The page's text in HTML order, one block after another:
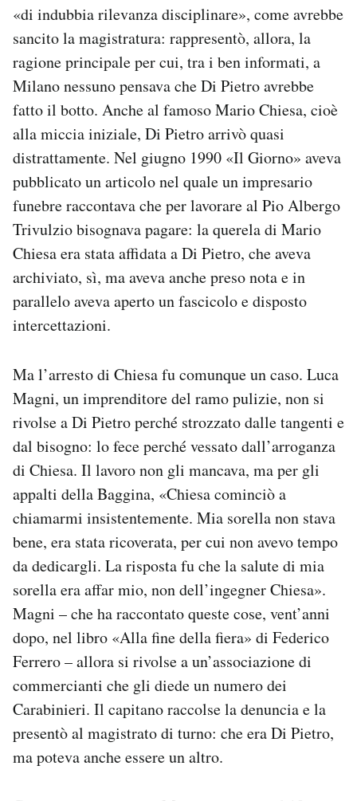
«di indubbia rilevanza disciplinare», come avrebbe
sancito la magistratura: rappresentò, allora, la
ragione principale per cui, tra i ben informati, a
Milano nessuno pensava che Di Pietro avrebbe
fatto il botto. Anche al famoso Mario Chiesa, cioè
alla miccia iniziale, Di Pietro arrivò quasi
distrattamente. Nel giugno 1990 «Il Giorno» aveva
pubblicato un articolo nel quale un impresario
funebre raccontava che per lavorare al Pio Albergo
Trivulzio bisognava pagare: la querela di Mario
Chiesa era stata affidata a Di Pietro, che aveva
archiviato, sì, ma aveva anche preso nota e in
parallelo aveva aperto un fascicolo e disposto
intercettazioni.
Ma l’arresto di Chiesa fu comunque un caso. Luca
Magni, un imprenditore del ramo pulizie, non si
rivolse a Di Pietro perché strozzato dalle tangenti e
dal bisogno: lo fece perché vessato dall’arroganza
di Chiesa. Il lavoro non gli mancava, ma per gli
appalti della Baggina, «Chiesa cominciò a
chiamarmi insistentemente. Mia sorella non stava
bene, era stata ricoverata, per cui non avevo tempo
da dedicargli. La risposta fu che la salute di mia
sorella era affar mio, non dell’ingegner Chiesa».
Magni – che ha raccontato queste cose, vent’anni
dopo, nel libro «Alla fine della fiera» di Federico
Ferrero – allora si rivolse a un’associazione di
commercianti che gli diede un numero dei
Carabinieri. Il capitano raccolse la denuncia e la
presentò al magistrato di turno: che era Di Pietro,
ma poteva anche essere un altro.